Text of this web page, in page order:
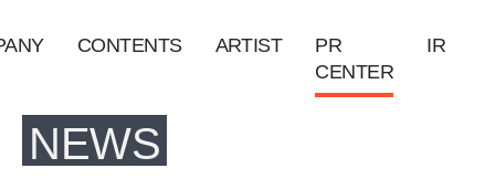
CONTENTS ARTIST
PR
CENTER
IR
NEWS